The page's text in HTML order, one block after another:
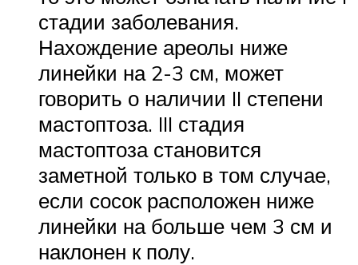
стадии заболевания.
Нахождение ареолы ниже
линейки на 2-3 см, может
говорить о наличии II степени
мастоптоза. III стадия
мастоптоза становится
заметной только в том случае,
если сосок расположен ниже
линейки на больше чем 3 см и
наклонен к полу.